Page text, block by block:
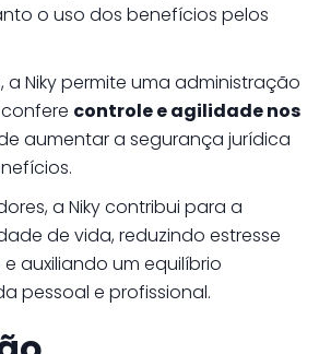
o uso dos benefícios pelos
a Niky permite uma administração
controle e agilidade nos
aumentar a segurança jurídica
a Niky contribui para a
de vida, reduzindo estresse
auxiliando um equilíbrio
pessoal e profissional.